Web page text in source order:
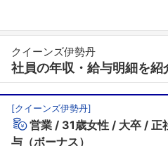
クイーンズ伊勢丹
社員の年収・給与明細を紹
[クイーンズ伊勢丹]
営業 31歳女性 大卒 正
与（ボーナス）